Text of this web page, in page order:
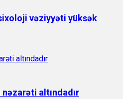
vəziyyəti yüksək
altındadır